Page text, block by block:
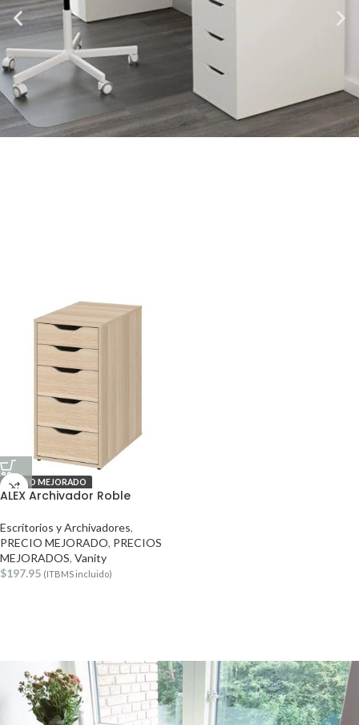
PRECIO MEJORADO
ALEX Archivador Roble
Escritorios y Archivadores,
PRECIO MEJORADO, PRECIOS
MEJORADOS, Vanity
$197.95 (ITBMS incluido)